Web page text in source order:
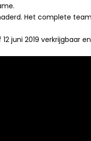
Het complete
12 juni 2019